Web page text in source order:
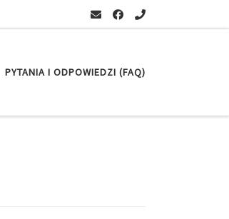
PYTANIA I ODPOWIEDZI (FAQ)